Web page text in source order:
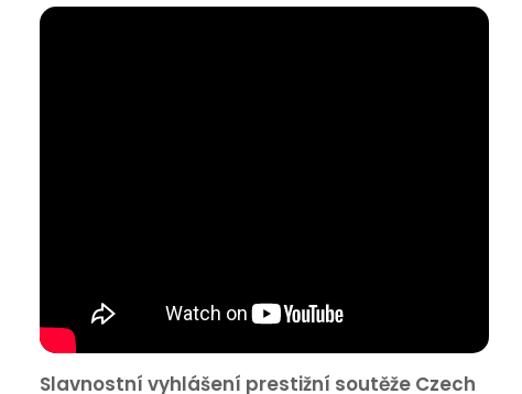
Slavnostní vyhlášení prestižní soutěže Czech